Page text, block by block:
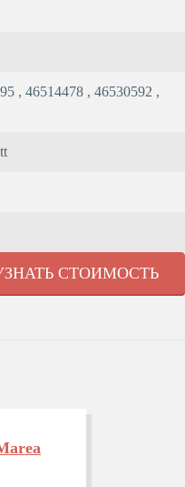
, 46514478 , 46530592 ,
СТОИМОСТЬ